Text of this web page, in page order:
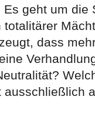
geht um die
totalitärer
dass